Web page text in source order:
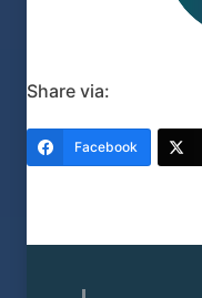
Share via:
Facebook